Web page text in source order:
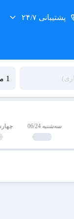
پشتیبانی ۲۴/۷
سه‌شنبه 06/24